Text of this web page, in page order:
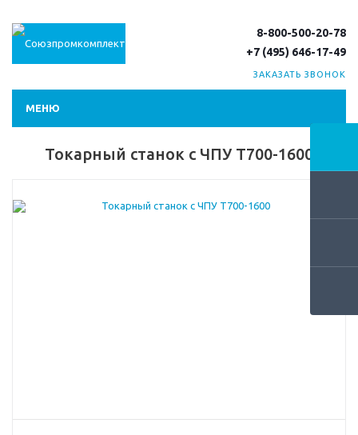
8-800-500-20-78
+7 (495) 646-17-49
ЗАКАЗАТЬ ЗВОНОК
МЕНЮ
Токарный станок с ЧПУ Т700-1600